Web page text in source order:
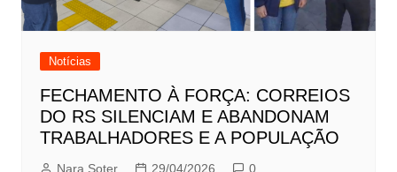
Notícias
FECHAMENTO À FORÇA: CORREIOS
DO RS SILENCIAM E ABANDONAM
TRABALHADORES E A POPULAÇÃO
Nara Soter 29/04/2026 0